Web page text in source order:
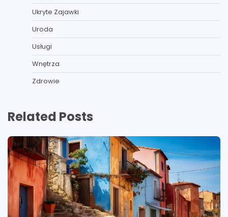
Ukryte Zajawki
Uroda
Usługi
Wnętrza
Zdrowie
Related Posts